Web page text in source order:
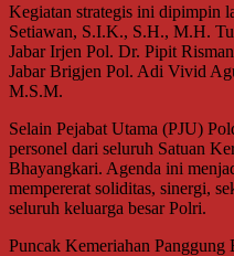
Kegiatan strategis ini dipimpin
Setiawan, S.I.K., S.H., M.H.
Jabar Irjen Pol. Dr. Pipit
Jabar Brigjen Pol. Adi Vivid
M.S.M.
Selain Pejabat Utama (PJU)
personel dari seluruh Satuan
Bhayangkari. Agenda ini
mempererat soliditas, sinergi,
seluruh keluarga besar Polri.
Puncak Kemeriahan Panggung